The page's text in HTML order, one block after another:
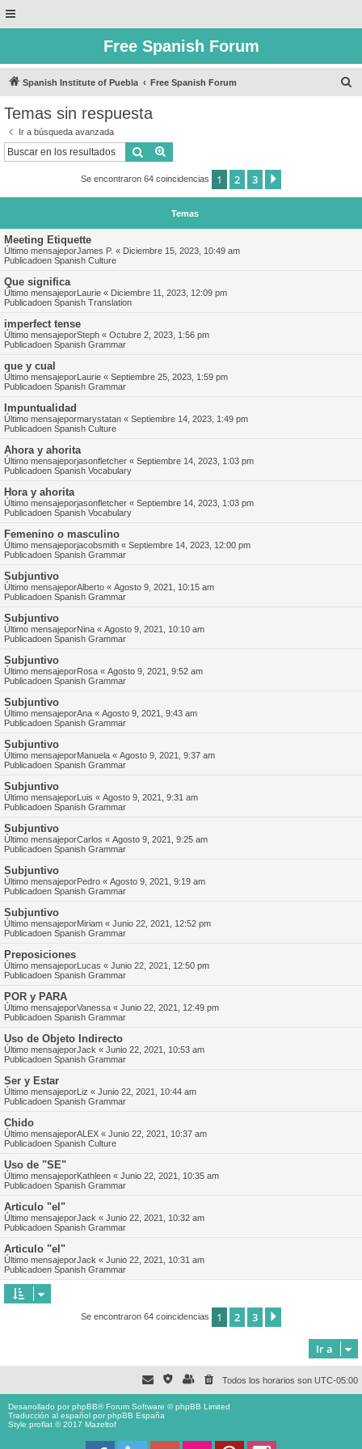
Free Spanish Forum
Spanish Institute of Puebla Free Spanish Forum
Temas sin respuesta
Ir a búsqueda avanzada
Buscar
Se encontraron 64 coincidencias 1 2 3
Temas
Meeting Etiquette
Último mensajeporJames P. « Diciembre 15, 2023, 10:49 am
Publicadoen Spanish Culture
Que significa
Último mensajeporLaurie « Diciembre 11, 2023, 12:09 pm
Publicadoen Spanish Translation
imperfect tense
Último mensajeporSteph « Octubre 2, 2023, 1:56 pm
Publicadoen Spanish Grammar
que y cual
Último mensajeporLaurie « Septiembre 25, 2023, 1:59 pm
Publicadoen Spanish Grammar
Impuntualidad
Último mensajepormarystatan « Septiembre 14, 2023, 1:49 pm
Publicadoen Spanish Culture
Ahora y ahorita
Último mensajeporjasonfletcher « Septiembre 14, 2023, 1:03 pm
Publicadoen Spanish Vocabulary
Hora y ahorita
Último mensajeporjasonfletcher « Septiembre 14, 2023, 1:03 pm
Publicadoen Spanish Vocabulary
Femenino o masculino
Último mensajeporjacobsmith « Septiembre 14, 2023, 12:00 pm
Publicadoen Spanish Grammar
Subjuntivo
Último mensajeporAlberto « Agosto 9, 2021, 10:15 am
Publicadoen Spanish Grammar
Subjuntivo
Último mensajeporNina « Agosto 9, 2021, 10:10 am
Publicadoen Spanish Grammar
Subjuntivo
Último mensajeporRosa « Agosto 9, 2021, 9:52 am
Publicadoen Spanish Grammar
Subjuntivo
Último mensajeporAna « Agosto 9, 2021, 9:43 am
Publicadoen Spanish Grammar
Subjuntivo
Último mensajeporManuela « Agosto 9, 2021, 9:37 am
Publicadoen Spanish Grammar
Subjuntivo
Último mensajeporLuis « Agosto 9, 2021, 9:31 am
Publicadoen Spanish Grammar
Subjuntivo
Último mensajeporCarlos « Agosto 9, 2021, 9:25 am
Publicadoen Spanish Grammar
Subjuntivo
Último mensajeporPedro « Agosto 9, 2021, 9:19 am
Publicadoen Spanish Grammar
Subjuntivo
Último mensajeporMiriam « Junio 22, 2021, 12:52 pm
Publicadoen Spanish Grammar
Preposiciones
Último mensajeporLucas « Junio 22, 2021, 12:50 pm
Publicadoen Spanish Grammar
POR y PARA
Último mensajeporVanessa « Junio 22, 2021, 12:49 pm
Publicadoen Spanish Grammar
Uso de Objeto Indirecto
Último mensajeporJack « Junio 22, 2021, 10:53 am
Publicadoen Spanish Grammar
Ser y Estar
Último mensajeporLiz « Junio 22, 2021, 10:44 am
Publicadoen Spanish Grammar
Chido
Último mensajeporALEX « Junio 22, 2021, 10:37 am
Publicadoen Spanish Culture
Uso de "SE"
Último mensajeporKathleen « Junio 22, 2021, 10:35 am
Publicadoen Spanish Grammar
Articulo "el"
Último mensajeporJack « Junio 22, 2021, 10:32 am
Publicadoen Spanish Grammar
Articulo "el"
Último mensajeporJack « Junio 22, 2021, 10:31 am
Publicadoen Spanish Grammar
Se encontraron 64 coincidencias 1 2 3
Ir a
Todos los horarios son UTC-05:00
Desarrollado porphpBB® Forum Software © phpBB Limited
Traducción al español porphpBB España
Style proflat © 2017 Mazeltof